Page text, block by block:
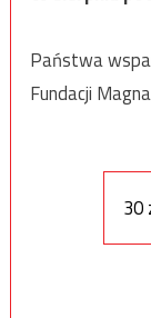
Państwa
Fundacji
30